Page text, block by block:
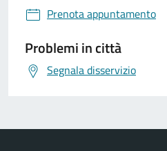
Prenota appuntamento
Problemi in città
Segnala disservizio